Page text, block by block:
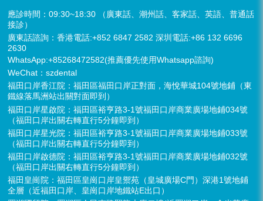
應診時間：09:30~18:30 （廣東話、潮州話、客家話、英語、普通話
接診）
廣東話諮詢：香港電話:+852 6847 2582 深圳電話:+86 132 6696
2630
WhatsApp:+85268472582(推薦優先使用Whatsapp諮詢)
WeChat：szdental
福田口岸香江院：福田區福田口岸正對面，海悅華城104號地鋪（東
鐵線落馬洲站出關對面即到）
福田口岸星啟院：福田區裕亨路3-1號福田口岸商業廣場地鋪034號
（福田口岸出關右轉直行5分鐘即到）
福田口岸星光院：福田區裕亨路3-1號福田口岸商業廣場地鋪033號
（福田口岸出關右轉直行5分鐘即到）
福田口岸啟德院：福田區裕亨路3-1號福田口岸商業廣場地鋪032號
（福田口岸出關右轉直行5分鐘即到）
福田皇崗院：福田區皇崗口岸皇禦苑（皇城廣場C門）深港1號地鋪
全層（近福田口岸、皇崗口岸地鐵站E出口）